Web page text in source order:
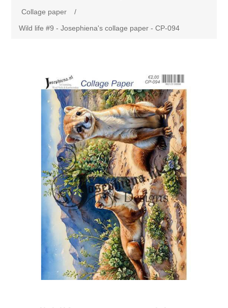
Lavinia
Collage paper
Posters A3
Canvas
Stompkaarsen
Landschap
Magic
Andere Afbeeldingen
Hobby en Art
Acrylic stone
Acrylverf
Alcohol ink
Embossing
Gesso - Mediums
Josephiena's
Gummiapan
Lavinia Stamps
CraftEmotions
Opruiming
Inspiratie
Art Journal 2025
Kaarten 2025
Kaarten 2024
Collage paper
/
Wild life #9 - Josephiena's collage paper - CP-094